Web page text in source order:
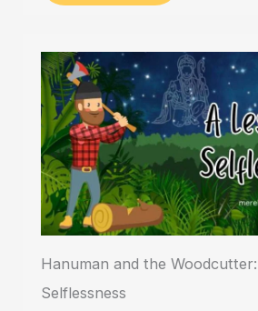
Hanuman and the
Selflessness